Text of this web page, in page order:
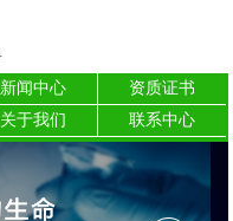
新闻中心
资质证书
关于我们 联系中心